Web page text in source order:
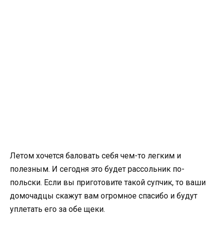
Летом хочется баловать себя чем-то легким и
полезным. И сегодня это будет рассольник по-
польски. Если вы приготовите такой супчик, то ваши
домочадцы скажут вам огромное спасибо и будут
уплетать его за обе щеки.